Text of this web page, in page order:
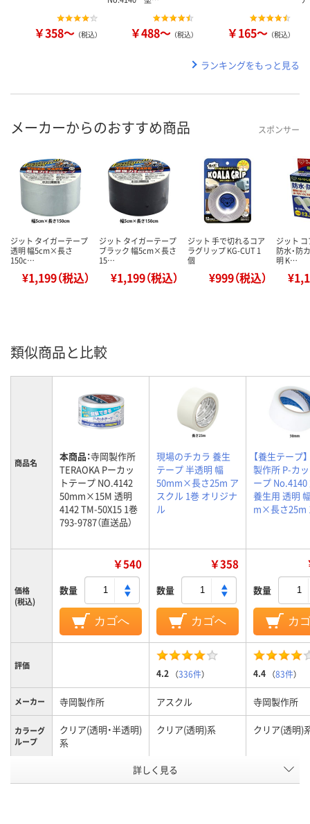
￥358～ （税込） ￥488～ （税込） ￥165～ （税込）
ランキングをもっと見る
メーカーからのおすすめ商品 スポンサー
ジット タイガーテープ
透明 幅5cm×長さ
150c…
¥1,199（税込）
ジット タイガーテープ
ブラック 幅5cm×長さ
15…
¥1,199（税込）
ジット 手で切れるコア
ラグリップ KG-CUT 1
個
¥999（税込）
ジット
防水・防
明 K…
類似商品と比較
商品名 本商品：寺岡製作所
TERAOKA Pーカッ
トテープ NO.4142
50mm×15M 透明
4142 TM-50X15 1巻
793-9787（直送品）
現場のチカラ 養生
テープ 半透明 幅
50mm×長さ25m ア
スクル 1巻 オリジナ
ル
【養生テープ
製作所 P-カ
ープ No.4140
養生用 透明
m×長さ25m
価格
(税込)
￥540
数量
カゴへ
￥358
数量
カゴへ
数量
カ
評価
4.2 （336件） 4.4 （83件）
メーカー 寺岡製作所 アスクル 寺岡製作所
カラーグ
ループ
クリア(透明・半透明)
系
クリア(透明)系 クリア(透明)
10 20
詳しく見る